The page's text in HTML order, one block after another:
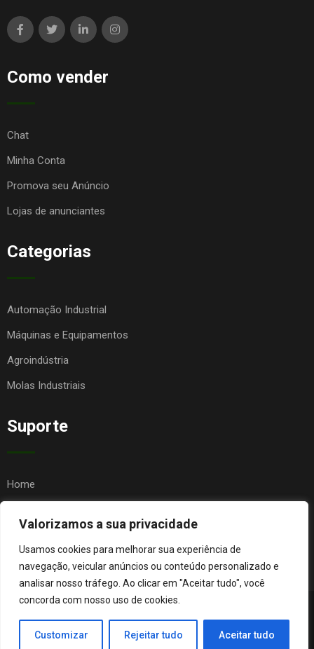
Valorizamos a sua privacidade
Usamos cookies para melhorar sua experiência de
navegação, veicular anúncios ou conteúdo personalizado e
analisar nosso tráfego. Ao clicar em "Aceitar tudo", você
concorda com nosso uso de cookies.
Customizar Rejeitar tudo Aceitar tudo
Como vender
Chat
Minha Conta
Promova seu Anúncio
Lojas de anunciantes
Categorias
Automação Industrial
Máquinas e Equipamentos
Agroindústria
Molas Industriais
Suporte
Home
© Copyright Agro Metal Mecânica. Desenvolvido porPágina
Orgânica